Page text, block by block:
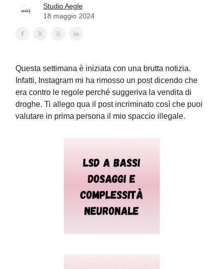
Studio Aegle
18 maggio 2024
Questa settimana è iniziata con una brutta notizia.
Infatti, Instagram mi ha rimosso un post dicendo che
era contro le regole perché suggeriva la vendita di
droghe. Ti allego qua il post incriminato così che puoi
valutare in prima persona il mio spaccio illegale.